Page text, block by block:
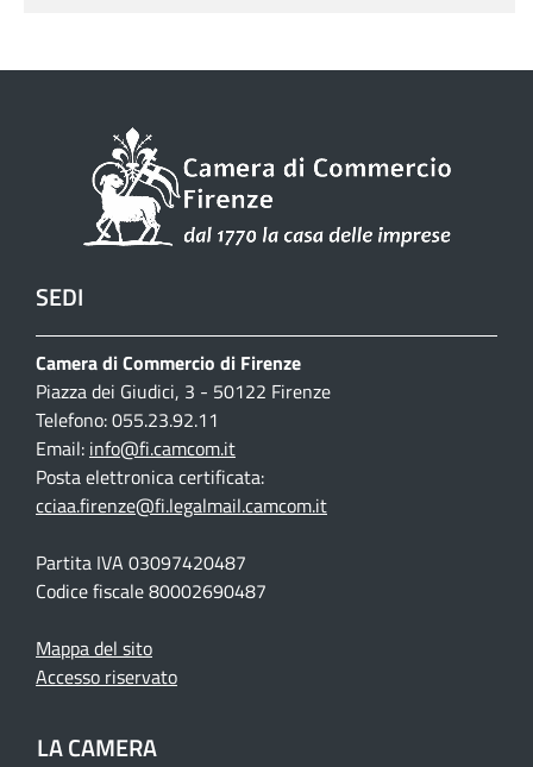
SEDI
Camera di Commercio di Firenze
Piazza dei Giudici, 3 - 50122 Firenze
Telefono: 055.23.92.11
Email: info@fi.camcom.it
Posta elettronica certificata:
cciaa.firenze@fi.legalmail.camcom.it
Partita IVA 03097420487
Codice fiscale 80002690487
Mappa del sito
Accesso riservato
LA CAMERA